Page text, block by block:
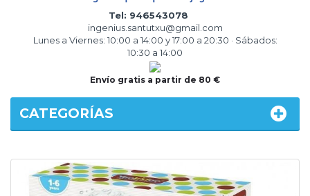
Tel: 946543078
ingenius.santutxu@gmail.com
Lunes a Viernes: 10:00 a 14:00 y 17:00 a 20:30 · Sábados:
10:30 a 14:00
Envío gratis a partir de 80 €
CATEGORÍAS